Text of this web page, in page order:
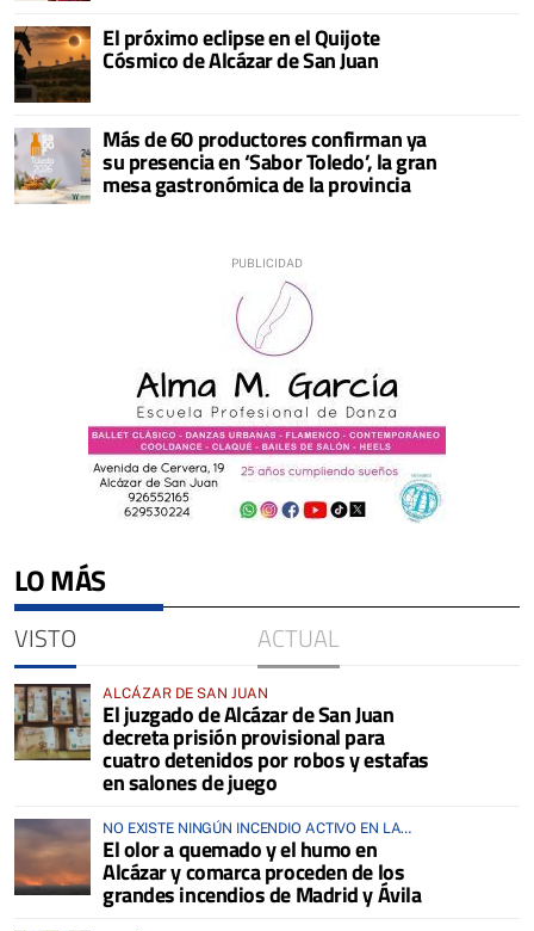
El próximo eclipse en el Quijote
Cósmico de Alcázar de San Juan
Más de 60 productores confirman ya
su presencia en ‘Sabor Toledo’, la gran
mesa gastronómica de la provincia
LO MÁS
VISTO ACTUAL
ALCÁZAR DE SAN JUAN
El juzgado de Alcázar de San Juan
decreta prisión provisional para
cuatro detenidos por robos y estafas
en salones de juego
NO EXISTE NINGÚN INCENDIO ACTIVO EN LA
COMARCA
El olor a quemado y el humo en
Alcázar y comarca proceden de los
grandes incendios de Madrid y Ávila